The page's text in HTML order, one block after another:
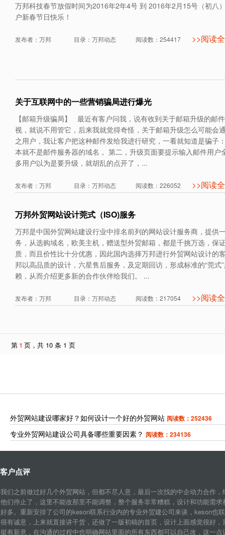
万邦科技春节放假时间为2016年2年4号 到 2016年2月15号（初八
户新春节日快乐！
发布者：万邦 目录：万邦动态 阅读数：254417 >>阅读
关于互联网中的一些营销骗局进行爆光
【邮箱升级骗局】 最近有客户问我，说有收到关于邮箱升级的邮
视，就说不用管它，后来我就觉得奇怪，关于邮箱升级怎么可能会
之用户，我让客户把这种邮件发给我进行研究，一看就知道是骗子
本就不是邮件服务器的域名， 第二，升级页面要提示输入邮件用户
多用户以为是要升级，就胡乱的点开了，...
发布者：万邦 目录：万邦动态 阅读数：226052 >>阅读
万邦外贸网站设计莞式（ISO)服务
万邦是中国外贸网站建设行业中排名前列的网站设计服务商，提供
务，从选购域名，欧美主机，赠送型外贸邮箱，都是千挑万选，保
质，而且价性比十分优惠，因此国内选择万邦进行外贸网站设计的
邦以高品质的设计，六星售后服务，及定期回访，形成标准的“莞式
赖，从而介绍更多新的合作伙伴给我们。 ...
发布者：万邦 目录：万邦动态 阅读数：217054 >>阅读
第 1 页，共 10 条 1 页
外贸网站建设哪家好？如何设计一个好的外贸网站 阅读数：252436
专业外贸网站建设公司具备哪些重要因素？ 阅读数：234136
客户点评
我们之前做过好几个外贸网站，但都不尽人意，最后一次找的中企动力合作
他们停止了，这里不能改那里不能调整，整个服务非常糟糕，设计和功能需
好多。重新安排了公司的keson联系行业内的专业外贸建公司来谈，keson也
很有诚意，上来就直接讲干货，还做了一版初稿的首页，设计上面感觉很好
挺有新意，在沟通的过程中也明确网站里面的所有东西都可以自己改，这一